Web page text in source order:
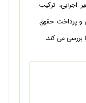
اجرایی، ترکیب
پرداخت حقوق